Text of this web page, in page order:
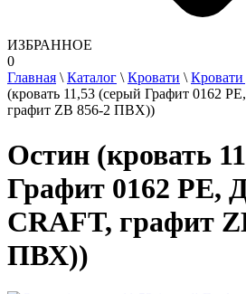
ИЗБРАННОЕ
0
Главная \Каталог \Кровати \Кровати
(кровать 11,53 (серый Графит 0162
графит ZB 856-2 ПВХ))
Остин (кровать
Графит 0162 РЕ,
CRAFT, графит
ПВХ))